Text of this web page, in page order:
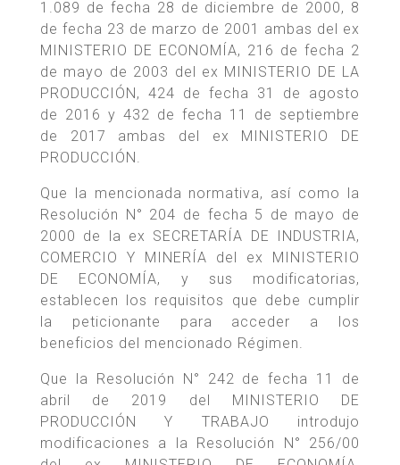
1.089 de fecha 28 de diciembre de 2000, 8
de fecha 23 de marzo de 2001 ambas del ex
MINISTERIO DE ECONOMÍA, 216 de fecha 2
de mayo de 2003 del ex MINISTERIO DE LA
PRODUCCIÓN, 424 de fecha 31 de agosto
de 2016 y 432 de fecha 11 de septiembre
de 2017 ambas del ex MINISTERIO DE
PRODUCCIÓN.
Que la mencionada normativa, así como la
Resolución N° 204 de fecha 5 de mayo de
2000 de la ex SECRETARÍA DE INDUSTRIA,
COMERCIO Y MINERÍA del ex MINISTERIO
DE ECONOMÍA, y sus modificatorias,
establecen los requisitos que debe cumplir
la peticionante para acceder a los
beneficios del mencionado Régimen.
Que la Resolución N° 242 de fecha 11 de
abril de 2019 del MINISTERIO DE
PRODUCCIÓN Y TRABAJO introdujo
modificaciones a la Resolución N° 256/00